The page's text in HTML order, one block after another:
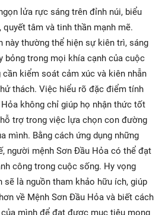
lửa rực sáng trên đỉnh núi, biểu
tâm và tinh thần mạnh mẽ.
này thường thể hiện sự kiên trì, sáng
bỏng trong mọi khía cạnh của cuộc
cần kiểm soát cảm xúc và kiên nhẫn
thách. Việc hiểu rõ đặc điểm tính
không chỉ giúp họ nhận thức tốt
trợ trong việc lựa chọn con đường
mình. Bằng cách ứng dụng những
người mệnh Sơn Đầu Hỏa có thể đạt
công trong cuộc sống. Hy vọng
sẽ là nguồn tham khảo hữu ích, giúp
về Mệnh Sơn Đầu Hỏa và biết cách
mình để đạt được mục tiêu mong